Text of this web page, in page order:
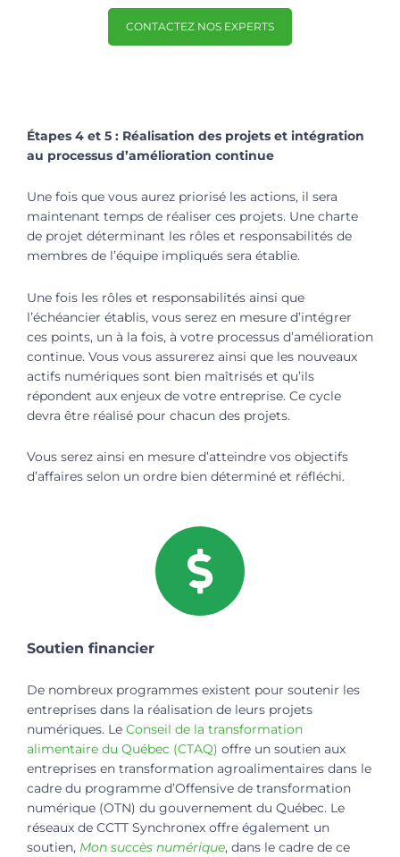
CONTACTEZ NOS EXPERTS
Étapes 4 et 5 : Réalisation des projets et intégration
au processus d’amélioration continue
Une fois que vous aurez priorisé les actions, il sera
maintenant temps de réaliser ces projets. Une charte
de projet déterminant les rôles et responsabilités de
membres de l’équipe impliqués sera établie.
Une fois les rôles et responsabilités ainsi que
l’échéancier établis, vous serez en mesure d’intégrer
ces points, un à la fois, à votre processus d’amélioration
continue. Vous vous assurerez ainsi que les nouveaux
actifs numériques sont bien maîtrisés et qu’ils
répondent aux enjeux de votre entreprise. Ce cycle
devra être réalisé pour chacun des projets.
Vous serez ainsi en mesure d’atteindre vos objectifs
d’affaires selon un ordre bien déterminé et réfléchi.
Soutien financier
De nombreux programmes existent pour soutenir les
entreprises dans la réalisation de leurs projets
numériques. Le Conseil de la transformation
alimentaire du Québec (CTAQ) offre un soutien aux
entreprises en transformation agroalimentaires dans le
cadre du programme d’Offensive de transformation
numérique (OTN) du gouvernement du Québec. Le
réseaux de CCTT Synchronex offre également un
soutien, Mon succès numérique, dans le cadre de ce